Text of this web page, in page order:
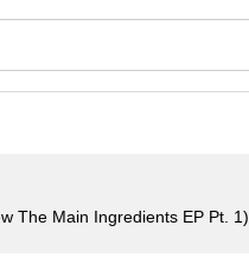
The Main Ingredients EP Pt. 1)